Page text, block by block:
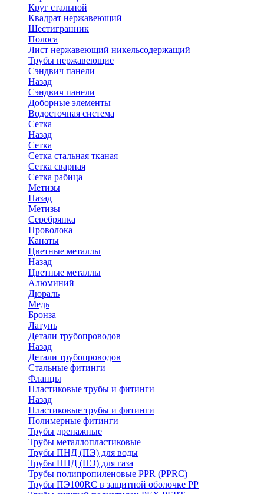
Круг стальной
Квадрат нержавеющий
Шестигранник
Полоса
Лист нержавеющий никельсодержащий
Трубы нержавеющие
Сэндвич панели
Назад
Сэндвич панели
Доборные элементы
Водосточная система
Сетка
Назад
Сетка
Сетка стальная тканая
Сетка сварная
Сетка рабица
Метизы
Назад
Метизы
Серебрянка
Проволока
Канаты
Цветные металлы
Назад
Цветные металлы
Алюминий
Дюраль
Медь
Бронза
Латунь
Детали трубопроводов
Назад
Детали трубопроводов
Стальные фитинги
Фланцы
Пластиковые трубы и фитинги
Назад
Пластиковые трубы и фитинги
Полимерные фитинги
Трубы дренажные
Трубы металлопластиковые
Трубы ПНД (ПЭ) для воды
Трубы ПНД (ПЭ) для газа
Трубы полипропиленовые PPR (PPRC)
Трубы ПЭ100RC в защитной оболочке PP